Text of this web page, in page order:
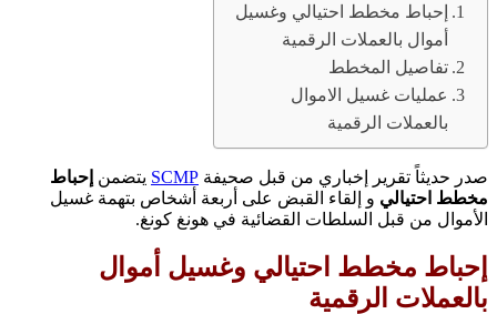
إحباط مخطط احتيالي وغسيل
أموال بالعملات الرقمية
تفاصيل المخطط
عمليات غسيل الاموال
بالعملات الرقمية
صدر حديثاً تقرير إخباري من قبل صحيفة SCMP يتضمن إحباط
مخطط احتيالي و إلقاء القبض على أربعة أشخاص بتهمة غسيل
الأموال من قبل السلطات القضائية في هونغ كونغ.
إحباط مخطط احتيالي وغسيل أموال
بالعملات الرقمية